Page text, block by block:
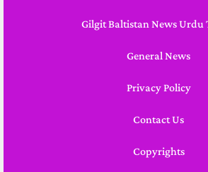
Gilgit Baltistan News Urdu
General News
Privacy Policy
Contact Us
Copyrights